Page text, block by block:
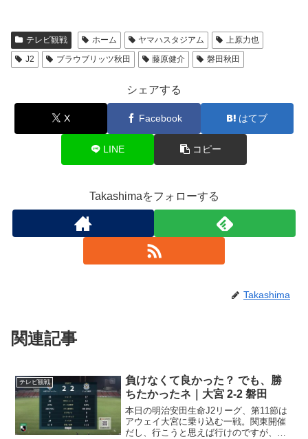
テレビ観戦 ホーム ヤマハスタジアム
上原力也
J2
ブラウブリッツ秋田 藤原健介 磐田秋田
シェアする
X Facebook はてブ
LINE コピー
Takashimaをフォローする
Takashima
関連記事
テレビ観戦
負けなくて良かった？ でも、勝
ちたかったネ｜大宮 2-2 磐田
本日の明治安田生命J2リーグ、第11節は
アウェイ大宮に乗り込む一戦。関東開催
だし、行こうと思えば行けのですが、今